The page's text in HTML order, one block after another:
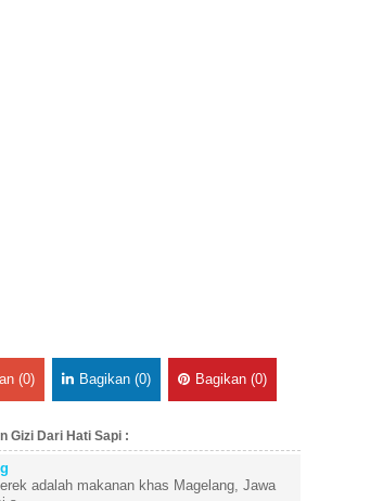
(0) Bagikan (0) Bagikan (0)
Gizi Dari Hati Sapi :
adalah makanan khas Magelang, Jawa